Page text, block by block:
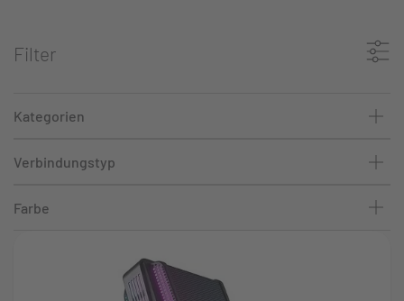
Filter
Kategorien
Verbindungstyp
Farbe